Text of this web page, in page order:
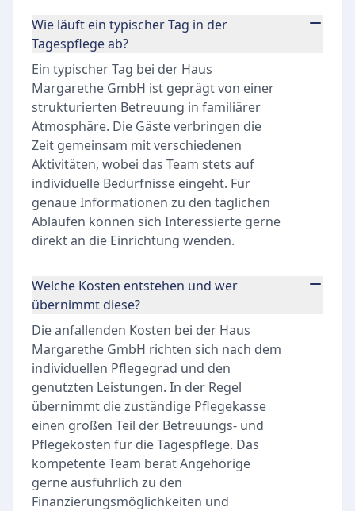
Wie läuft ein typischer Tag in der
Tagespflege ab?
Ein typischer Tag bei der Haus
Margarethe GmbH ist geprägt von einer
strukturierten Betreuung in familiärer
Atmosphäre. Die Gäste verbringen die
Zeit gemeinsam mit verschiedenen
Aktivitäten, wobei das Team stets auf
individuelle Bedürfnisse eingeht. Für
genaue Informationen zu den täglichen
Abläufen können sich Interessierte gerne
direkt an die Einrichtung wenden.
Welche Kosten entstehen und wer
übernimmt diese?
Die anfallenden Kosten bei der Haus
Margarethe GmbH richten sich nach dem
individuellen Pflegegrad und den
genutzten Leistungen. In der Regel
übernimmt die zuständige Pflegekasse
einen großen Teil der Betreuungs- und
Pflegekosten für die Tagespflege. Das
kompetente Team berät Angehörige
gerne ausführlich zu den
Finanzierungsmöglichkeiten und